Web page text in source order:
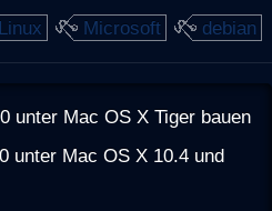
Linux Microsoft debian
unter Mac OS X Tiger bauen
unter Mac OS X 10.4 und